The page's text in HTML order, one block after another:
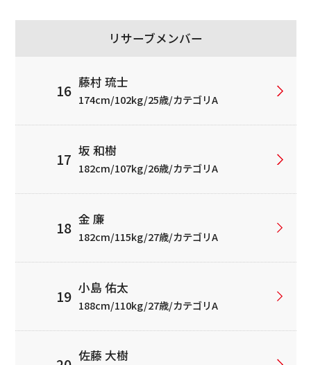
リサーブメンバー
藤村 琉士
174cm/102kg/25歳/カテゴリA
坂 和樹
182cm/107kg/26歳/カテゴリA
金 廉
182cm/115kg/27歳/カテゴリA
小島 佑太
188cm/110kg/27歳/カテゴリA
佐藤 大樹